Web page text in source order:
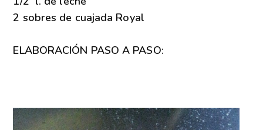
2 sobres de cuajada Royal
ELABORACIÓN PASO A PASO: